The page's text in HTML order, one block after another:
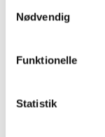
Nødvendig
Funktionelle
Statistik
...